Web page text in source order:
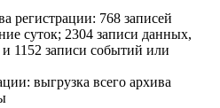
регистрации: 768 записей
суток; 2304 записи данных,
1152 записи событий или
выгрузка всего архива